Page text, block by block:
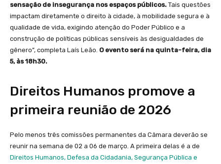
sensação de insegurança nos espaços públicos. Tais questões
impactam diretamente o direito à cidade, à mobilidade segura e à
qualidade de vida, exigindo atenção do Poder Público e a
construção de políticas públicas sensíveis às desigualdades de
gênero”, completa Laís Leão. O evento será na quinta-feira, dia
5, às 18h30.
Direitos Humanos promove a
primeira reunião de 2026
Pelo menos três comissões permanentes da Câmara deverão se
reunir na semana de 02 a 06 de março. A primeira delas é a de
Direitos Humanos, Defesa da Cidadania, Segurança Pública e